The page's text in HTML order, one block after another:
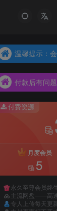
温馨提示：
温馨提示：
付款后有问
付款后有问
付款后有问
付费资源
月度会员
5
永久至尊会员终
主流网盘——高
专人上传每天更